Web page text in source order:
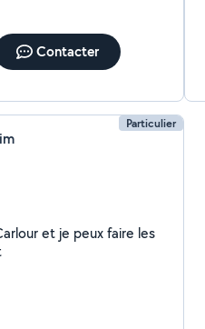
Contacter
Particulier
et je peux faire les